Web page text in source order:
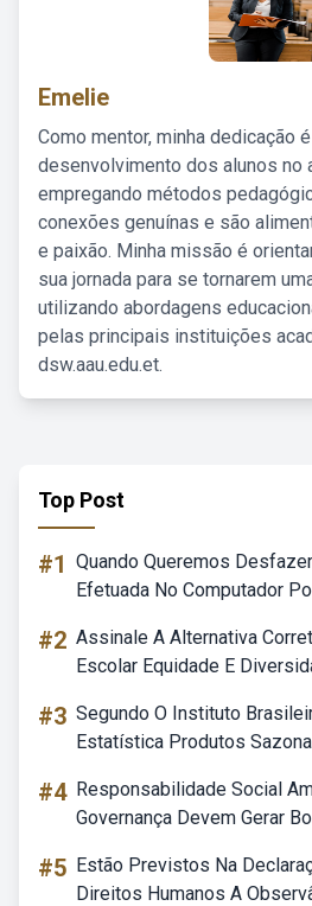
Emelie
Como mentor, minha dedicação
desenvolvimento dos alunos no
empregando métodos
conexões genuínas e são
e paixão. Minha missão é
sua jornada para se tornarem
utilizando abordagens
pelas principais instituições
dsw.aau.edu.et.
Top Post
#1 Quando Queremos
Efetuada No Computador
#2 Assinale A Alternativa
Escolar Equidade E
#3 Segundo O Instituto
Estatística Produtos
#4 Responsabilidade Social
Governança Devem Gerar
#5 Estão Previstos Na
Direitos Humanos A